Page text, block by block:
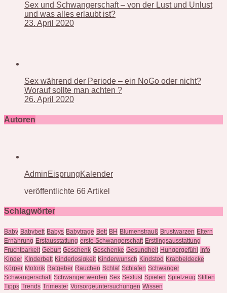
Sex und Schwangerschaft – von der Lust und Unlust
und was alles erlaubt ist?
23. April 2020
Sex während der Periode – ein NoGo oder nicht?
Worauf sollte man achten ?
26. April 2020
Autoren
AdminEisprungKalender
veröffentlichte 66 Artikel
Schlagwörter
Baby Babybett Babys Babytrage Bett BH Blumenstrauß Brustwarzen Eltern
Ernährung Erstausstattung erste Schwangerschaft Erstlingsausstattung
Fruchtbarkeit Geburt Geschenk Geschenke Gesundheit Hungergefühl
Info
Kinder KInderbett Kinderlosigkeit Kinderwunsch Kindstod Krabbeldecke
Körper Motorik Ratgeber Rauchen Schlaf Schlafen Schwanger
Schwangerschaft Schwanger werden Sex Sexlust Spielen Spielzeug Stillen
Tipps Trends Trimester Vorsorgeuntersuchungen Wissen